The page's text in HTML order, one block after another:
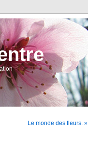
Le monde des fleurs. »